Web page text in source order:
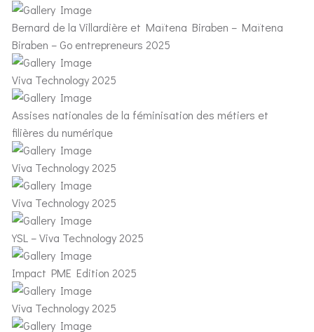
Bernard de la Villardière et Maïtena Biraben – Maïtena
Biraben – Go entrepreneurs 2025
Viva Technology 2025
Assises nationales de la féminisation des métiers et
filières du numérique
Viva Technology 2025
Viva Technology 2025
YSL – Viva Technology 2025
Impact PME Edition 2025
Viva Technology 2025